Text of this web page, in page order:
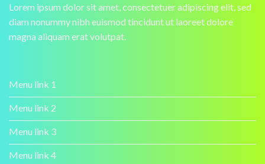
Lorem ipsum dolor sit amet, consectetuer adipiscing elit, sed
diam nonummy nibh euismod tincidunt ut laoreet dolore
magna aliquam erat volutpat.
Menu link 1
Menu link 2
Menu link 3
Menu link 4